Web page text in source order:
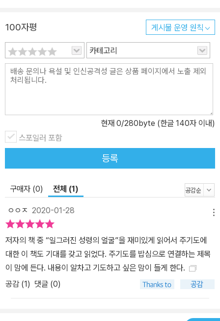
이들을 돌보는 삶을 살게 되고, 갈 길을 잃어 버린 한국 교회는 회복의
은 그리스도인 ‧ 주기도의 본질과 의미를 바르게 깨닫고 싶은 독자, 신
학생 ‧ 주기도를 일상에 적용하는 법을 배우고 싶은 모든 그리스도인 ‧
주기도의 신학 논의를 연구하고 가르쳐야 하는 자리에 있는 교사, 목
100자평 게시물 운영 원칙
카테고리
현재 0/280byte (한글 140자 이내)
스포일러 포함
등록
구매자 (0) 전체 (1)
ㅇㅇㅈ 2020-01-28
저자의 책 중 “일그러진 성령의 얼굴”을 재미있게 읽어서 주기도에
대한 이 책도 기대를 갖고 읽었다. 주기도를 밥심으로 연결하는 제목
이 맘에 든다. 내용이 알차고 기도하고 싶은 맘이 들게 한다.
공감 (1) 댓글 (0)